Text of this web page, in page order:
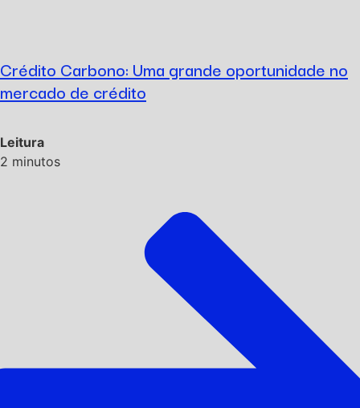
Crédito Carbono: Uma grande oportunidade no
mercado de crédito
Leitura
2 minutos